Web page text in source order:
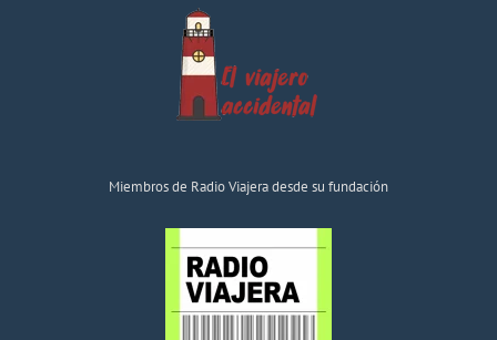
Miembros de Radio Viajera desde su fundación